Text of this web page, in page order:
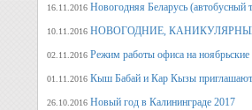
16.11.2016 Новогодняя Беларусь
10.11.2016 НОВОГОДНИЕ,
02.11.2016 Режим работы офиса на ноябрьские
01.11.2016 Кыш Бабай и Кар Кызы
26.10.2016 Новый год в Калининграде 2017